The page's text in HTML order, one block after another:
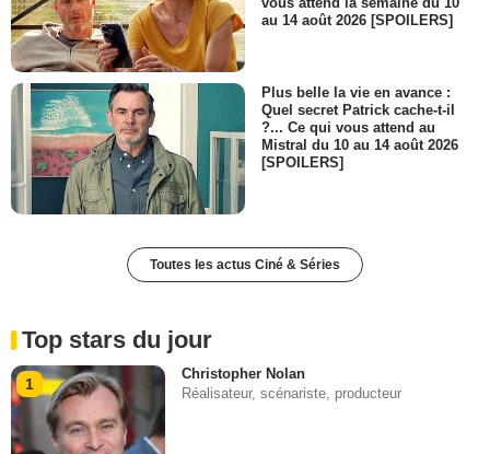
au 14 août 2026 [SPOILERS]
Plus belle la vie en avance :
Quel secret Patrick cache-t-il
?... Ce qui vous attend au
Mistral du 10 au 14 août 2026
[SPOILERS]
Toutes les actus Ciné & Séries
Top stars du jour
1
Christopher Nolan
Réalisateur, scénariste, producteur